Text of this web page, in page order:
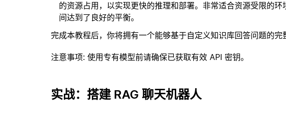
的资源占用，以实现更快的推理和部署。非常适合资源受限的
间达到了良好的平衡。
完成本教程后，你将拥有一个能够基于自定义知识库回答问题的完
注意事项: 使用专有模型前请确保已获取有效 API 密钥。
实战：搭建 RAG 聊天机器人